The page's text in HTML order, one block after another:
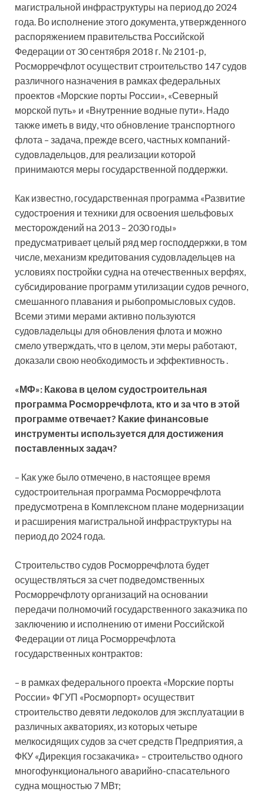
магистральной инфраструктуры на период до 2024
года. Во исполнение этого документа, утвержденного
распоряжением правительства Российской
Федерации от 30 сентября 2018 г. № 2101-р,
Росморречфлот осуществит строительство 147 судов
различного назначения в рамках федеральных
проектов «Морские порты России», «Северный
морской путь» и «Внутренние водные пути». Надо
также иметь в виду, что обновление транспортного
флота – задача, прежде всего, частных компаний-
судовладельцов, для реализации которой
принимаются меры государственной поддержки.
Как известно, государственная программа «Развитие
судостроения и техники для освоения шельфовых
месторождений на 2013 – 2030 годы»
предусматривает целый ряд мер господдержки, в том
числе, механизм кредитования судовладельцев на
условиях постройки судна на отечественных верфях,
субсидирование программ утилизации судов речного,
смешанного плавания и рыбопромысловых судов.
Всеми этими мерами активно пользуются
судовладельцы для обновления флота и можно
смело утверждать, что в целом, эти меры работают,
доказали свою необходимость и эффективность .
«МФ»: Какова в целом судостроительная
программа Росморречфлота, кто и за что в этой
программе отвечает? Какие финансовые
инструменты используется для достижения
поставленных задач?
– Как уже было отмечено, в настоящее время
судостроительная программа Росморречфлота
предусмотрена в Комплексном плане модернизации
и расширения магистральной инфраструктуры на
период до 2024 года.
Строительство судов Росморречфлота будет
осуществляться за счет подведомственных
Росморречфлоту организаций на основании
передачи полномочий государственного заказчика по
заключению и исполнению от имени Российской
Федерации от лица Росморречфлота
государственных контрактов:
– в рамках федерального проекта «Морские порты
России» ФГУП «Росморпорт» осуществит
строительство девяти ледоколов для эксплуатации в
различных акваториях, из которых четыре
мелкосидящих судов за счет средств Предприятия, а
ФКУ «Дирекция госзакачика» – строительство одного
многофункционального аварийно-спасательного
судна мощностью 7 МВт;